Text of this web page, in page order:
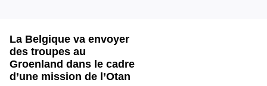
La Belgique va envoyer
des troupes au
Groenland dans le cadre
d’une mission de l’Otan